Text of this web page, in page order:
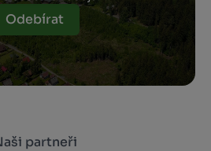
Odebírat
partneři